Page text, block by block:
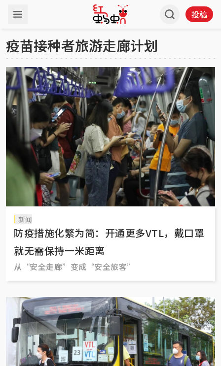
投稿
疫苗接种者旅游走廊计划
新闻
防疫措施化繁为简：开通更多VTL，戴口罩
就无需保持一米距离
从“安全走廊”变成“安全旅客”